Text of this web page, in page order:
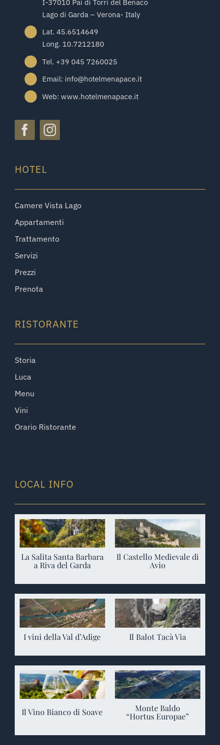
I-37010 Pai di Torri del Benaco
Lago di Garda – Verona- Italy
Lat. 45.6514649
Long. 10.7212180
Tel. +39 045 7260025
Email: info@hotelmenapace.it
Web: www.hotelmenapace.it
HOTEL
Camere Vista Lago
Appartamenti
Trattamento
Servizi
Prezzi
Prenota
RISTORANTE
Storia
Luca
Menu
Vini
Orario Ristorante
LOCAL INFO
La Salita Santa Barbara
a Riva del Garda
Il Castello Medievale di
Avio
I vini della Val d’Adige Il Balot Tacà Via
Il Vino Bianco di Soave
Monte Baldo
“Hortus Europae”